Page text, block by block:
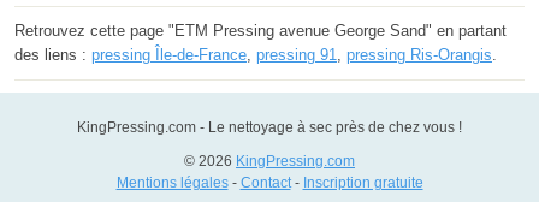
Retrouvez cette page "ETM Pressing avenue George Sand" en partant
des liens : pressing Île-de-France, pressing 91, pressing Ris-Orangis.
KingPressing.com - Le nettoyage à sec près de chez vous !
© 2026 KingPressing.com
Mentions légales- Contact- Inscription gratuite